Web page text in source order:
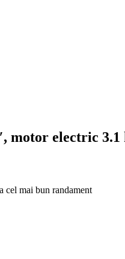
motor electric 3.1
cel mai bun randament